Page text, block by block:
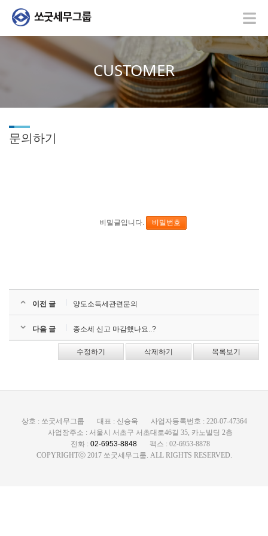
CUSTOMER
문의하기
비밀글입니다. 비밀번호
이전 글 양도소득세관련문의
다음 글 종소세 신고 마감했나요..?
수정하기 삭제하기 목록보기
상호 : 쏘굿세무그룹 대표 : 신승욱
사업자등록번호 : 220-07-47364
사업장주소 : 서울시 서초구 서초대로46길 35, 카노빌딩 2층
전화 : 02-6953-8848
팩스 : 02-6953-8878
COPYRIGHTⓒ 2017 쏘굿세무그룹. ALL RIGHTS RESERVED.